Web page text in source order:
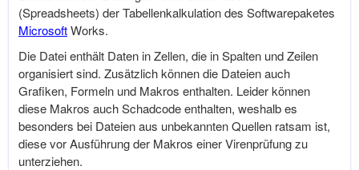
(Spreadsheets) der Tabellenkalkulation des Softwarepaketes
MicrosoftWorks.
Die Datei enthält Daten in Zellen, die in Spalten und Zeilen
organisiert sind. Zusätzlich können die Dateien auch
Grafiken, Formeln und Makros enthalten. Leider können
diese Makros auch Schadcode enthalten, weshalb es
besonders bei Dateien aus unbekannten Quellen ratsam ist,
diese vor Ausführung der Makros einer Virenprüfung zu
unterziehen.